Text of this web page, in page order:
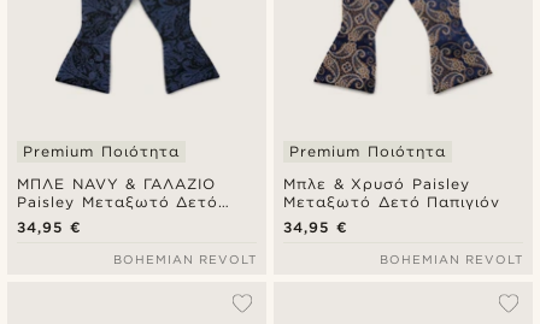
ΜΠΛΕ NAVY & ΓΑΛΑΖΙΟ
Paisley Μεταξωτό Δετό
Παπιγιόν
Premium Ποιότητα
34,95 €
BOHEMIAN REVOLT
Μπλε & Χρυσό Paisley
Μεταξωτό Δετό Παπιγιόν
Premium Ποιότητα
34,95 €
BOHEMIAN REVOLT